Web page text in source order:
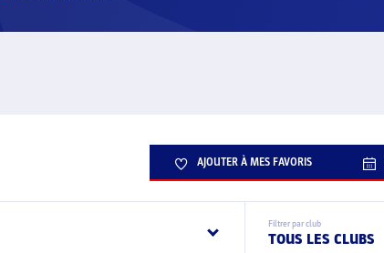
AJOUTER À MES FAVORIS
Filtrer par club
TOUS LES CLUBS